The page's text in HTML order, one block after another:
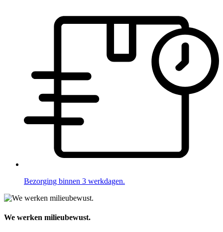
Bezorging binnen 3 werkdagen.
We werken milieubewust.